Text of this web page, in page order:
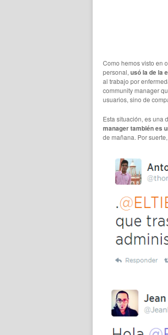
Como hemos visto en
personal, usó la de la
al trabajo por
community manager
usuarios, sino de
Esta situación, es una
manager también es
de mañana. Por